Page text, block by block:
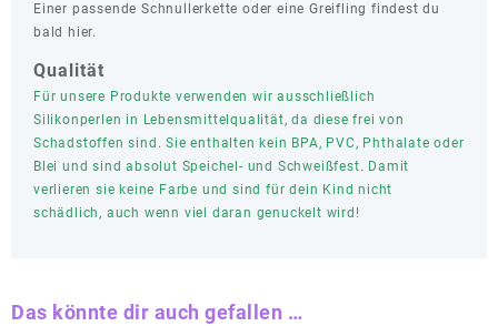
Einer passende Schnullerkette oder eine Greifling findest du
bald hier.
Qualität
Für unsere Produkte verwenden wir ausschließlich
Silikonperlen in Lebensmittelqualität, da diese frei von
Schadstoffen sind. Sie enthalten kein BPA, PVC, Phthalate oder
Blei und sind absolut Speichel- und Schweißfest. Damit
verlieren sie keine Farbe und sind für dein Kind nicht
schädlich, auch wenn viel daran genuckelt wird!
Das könnte dir auch gefallen …